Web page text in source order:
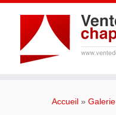
Accueil » Galerie